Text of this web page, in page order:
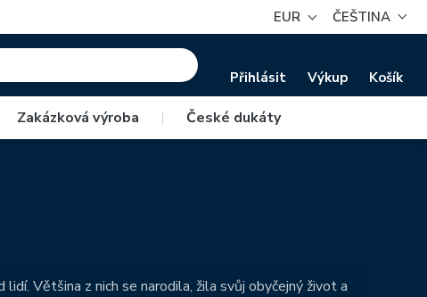
EUR ČEŠTINA
Přihlásit Výkup Košík
Zakázková výroba | České dukáty
Většina z nich se narodila, žila svůj obyčejný život a